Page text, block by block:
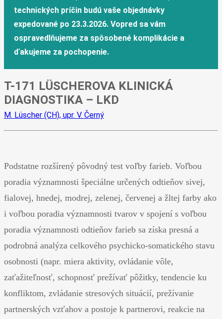
T-171 LÜSCHEROVA KLINICKÁ
DIAGNOSTIKA – LKD
M. Lüscher (CH), upr. V. Černý
Podstatne rozšírený pôvodný test voľby farieb. Voľbou
poradia významnosti špeciálne určených odtieňov sivej,
fialovej, hnedej, modrej, zelenej, červenej a žltej farby ako
i voľbou poradia významnosti tvarov v spojení s voľbou
poradia významnosti odtieňov farieb sa získa presná a
podrobná analýza celkového psychicko-somatického stavu
osobnosti (napr. miera aktivity, ovládanie vôle,
zaťažiteľnosť, schopnosť prežívať pôžitky, tendencie ku
konfliktom, zvládanie stresových situácií, prežívanie
partnerských vzťahov a postoje k partnerovi, reakcie na